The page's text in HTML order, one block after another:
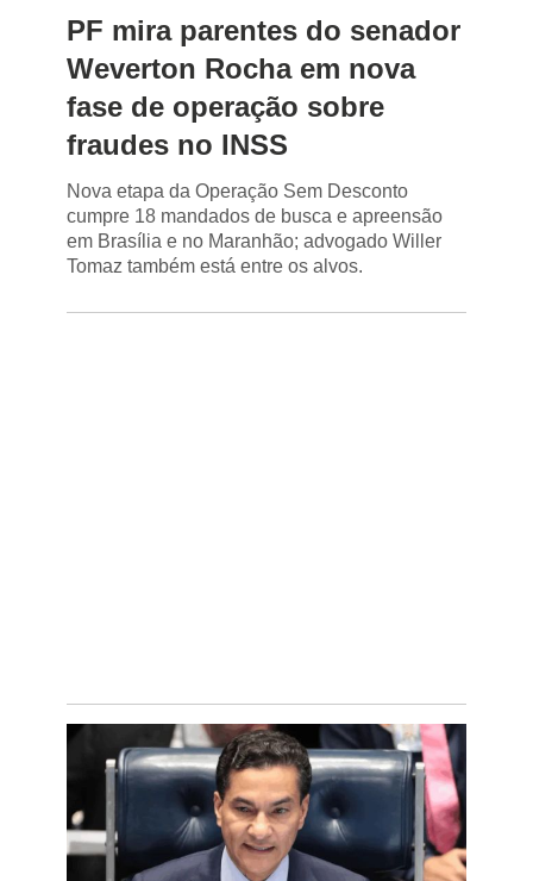
PF mira parentes do senador
Weverton Rocha em nova
fase de operação sobre
fraudes no INSS
Nova etapa da Operação Sem Desconto
cumpre 18 mandados de busca e apreensão
em Brasília e no Maranhão; advogado Willer
Tomaz também está entre os alvos.